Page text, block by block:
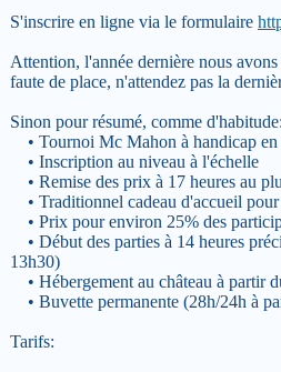
S'inscrire en ligne via le formulaire
Attention, l'année dernière nous
faute de place, n'attendez pas la
Sinon pour résumé, comme d'habitude:
• Tournoi Mc Mahon à handicap en
• Inscription au niveau à l'échelle
• Remise des prix à 17 heures au
• Traditionnel cadeau d'accueil
• Prix pour environ 25% des
• Début des parties à 14 heures
13h30)
• Hébergement au château à partir
• Buvette permanente (28h/24h à
Tarifs: